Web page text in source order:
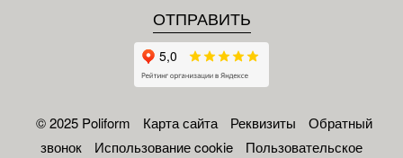
© 2025 Poliform Карта сайта Реквизиты
Обратный
звонок
Использование cookie Пользовательское